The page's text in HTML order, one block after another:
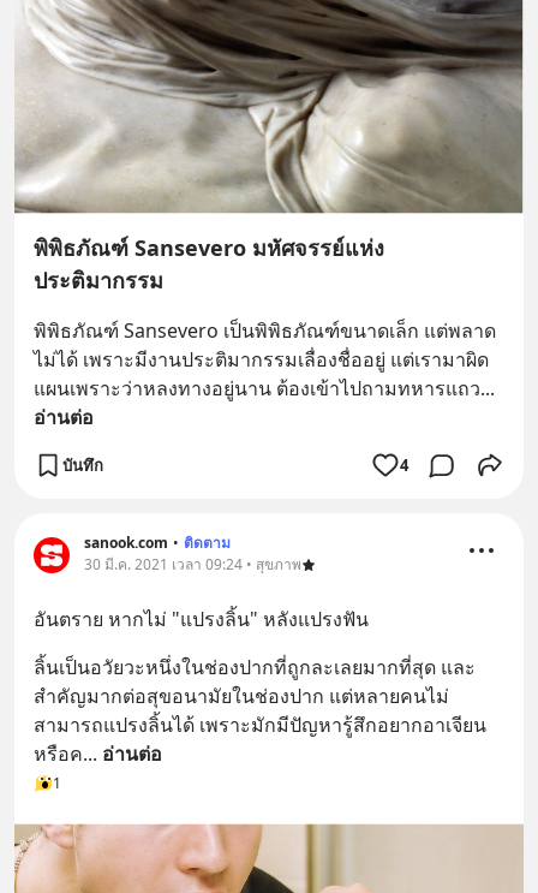
พิพิธภัณฑ์ Sansevero มหัศจรรย์แห่ง
ประติมากรรม
พิพิธภัณฑ์ Sansevero เป็นพิพิธภัณฑ์ขนาดเล็ก แต่พลาด
ไม่ได้ เพราะมีงานประติมากรรมเลื่องชื่ออยู่ แต่เรามาผิด
แผนเพราะว่าหลงทางอยู่นาน ต้องเข้าไปถามทหารแถว
อ่านต่อ
บันทึก 4
sanook.com • ติดตาม
30 มี.ค. 2021 เวลา 09:24 • สุขภาพ
อันตราย หากไม่ "แปรงลิ้น" หลังแปรงฟัน
ลิ้นเป็นอวัยวะหนึ่งในช่องปากที่ถูกละเลยมากที่สุด และ
สำคัญมากต่อสุขอนามัยในช่องปาก แต่หลายคนไม่
สามารถแปรงลิ้นได้ เพราะมักมีปัญหารู้สึกอยากอาเจียน
หรือค... อ่านต่อ
1